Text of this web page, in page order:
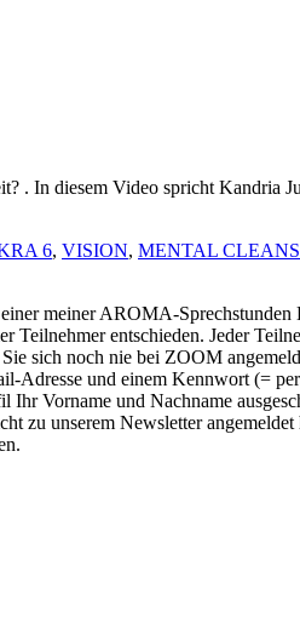
. In diesem Video spricht
6, VISION, MENTAL
meiner AROMA-
Teilnehmer entschieden. Jeder
sich noch nie bei ZOOM
und einem Kennwort (=
Vorname und Nachname
zu unserem Newsletter